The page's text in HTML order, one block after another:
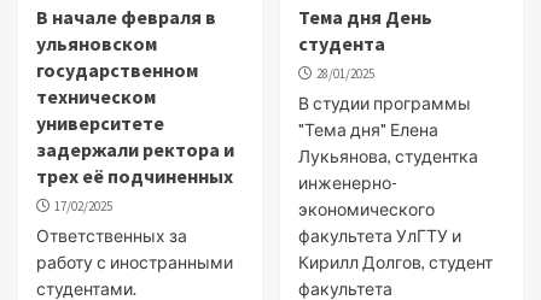
В начале февраля в
ульяновском
государственном
техническом
университете
задержали ректора и
трех её подчиненных
17/02/2025
Ответственных за
работу с иностранными
студентами.
Тема дня День
студента
28/01/2025
В студии программы
"Тема дня" Елена
Лукьянова, студентка
инженерно-
экономического
факультета УлГТУ и
Кирилл Долгов, студент
факультета